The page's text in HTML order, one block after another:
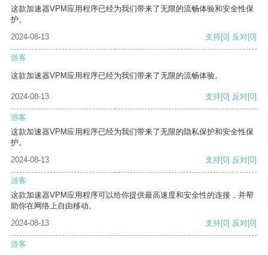
这款加速器VPM应用程序已经为我们带来了无限的流畅体验和安全性保
护。
2024-08-13
支持[0] 反对[0]
游客
这款加速器VPM应用程序已经为我们带来了无限的流畅体验。
2024-08-13 支持[0] 反对[0]
游客
这款加速器VPM应用程序已经为我们带来了无限的隐私保护和安全性保
护。
2024-08-13
支持[0] 反对[0]
游客
这款加速器VPM应用程序可以给你提供最高速度和安全性的连接，并帮
助你在网络上自由移动。
2024-08-13
支持[0] 反对[0]
游客